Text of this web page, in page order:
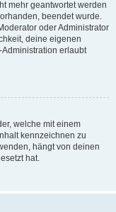
mehr geantwortet werden
beendet wurde.
oder Administrator
deine eigenen
erlaubt
welche mit einem
kennzeichnen zu
hängt von deinen
hat.